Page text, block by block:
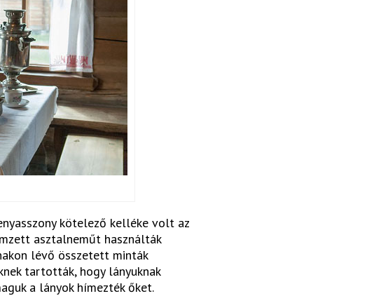
kötelező kelléke volt az
asztalneműt használták
lévő összetett minták
tartották, hogy lányuknak
a lányok hímezték őket.